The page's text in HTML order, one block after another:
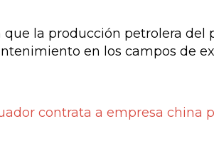
que la producción petrolera
en los campos de
contrata a empresa china